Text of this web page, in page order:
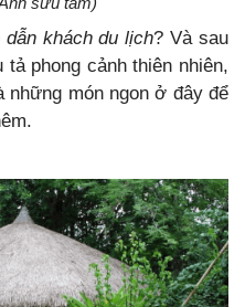
khách du lịch? Và sau
phong cảnh thiên nhiên,
món ngon ở đây để